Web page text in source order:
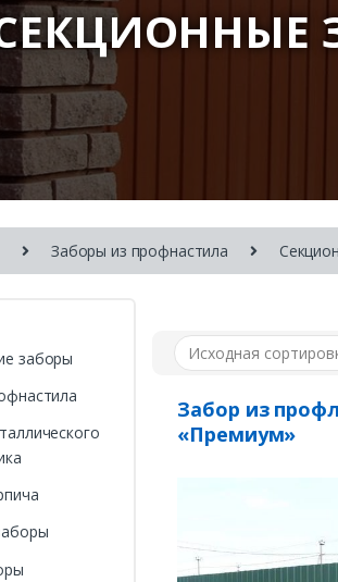
Заборы из профнастила
Забор из
«Премиум»
заборы